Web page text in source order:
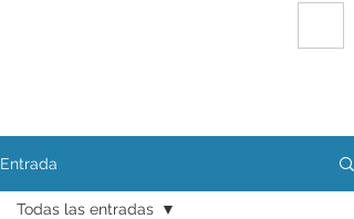
Entrada
Todas las entradas